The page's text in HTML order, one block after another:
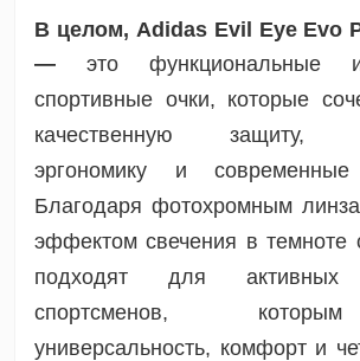
В целом, Adidas Evil Eye Evo
— это функциональные
спортивные очки, которые
качественную защиту,
эргономику и современные
Благодаря фотохромным
эффектом свечения в темноте
подходят для
спортсменов,
универсальность, комфорт и